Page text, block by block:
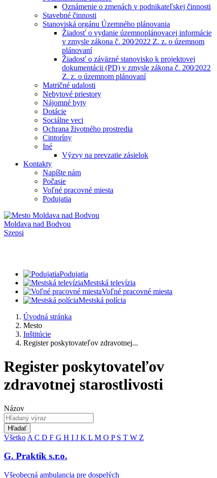
Oznámenie o zmenách v podnikateľskej činnosti
Stavebné činnosti
Stanoviská orgánu Územného plánovania
Žiadosť o vydanie územnoplánovacej informácie
v zmysle zákona č. 200⁄2022 Z. z. o územnom
plánovaní
Žiadosť o záväzné stanovisko k projektovej
dokumentácii (PD) v zmysle zákona č. 200⁄2022
Z. z. o územnom plánovaní
Matričné udalosti
Nebytové priestory
Nájomné byty
Dotácie
Sociálne veci
Ochrana životného prostredia
Cintoríny
Iné
Výzvy na prevzatie zásielok
Kontakty
Napíšte nám
Počasie
Voľné pracovné miesta
Podujatia
Moldava nad Bodvou
Szepsi
Podujatia
Mestská televízia
Voľné pracovné miesta
Mestská polícia
Úvodná stránka
Mesto
Inštitúcie
Register poskytovateľov zdravotnej...
Register poskytovateľov
zdravotnej starostlivosti
Názov
Hľadať
Všetko A C D F G H I J K L M O P S T W Z
G. Praktik s.r.o.
Všeobecná ambulancia pre dospelých